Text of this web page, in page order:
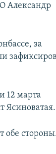
Александр
за
12 марта
Ясиноватая.
обе